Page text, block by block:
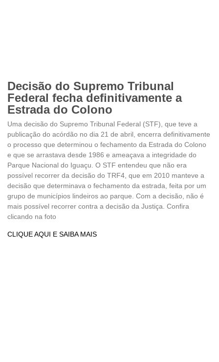
Decisão do Supremo Tribunal
Federal fecha definitivamente a
Estrada do Colono
Uma decisão do Supremo Tribunal Federal (STF), que teve a
publicação do acórdão no dia 21 de abril, encerra definitivamente
o processo que determinou o fechamento da Estrada do Colono
e que se arrastava desde 1986 e ameaçava a integridade do
Parque Nacional do Iguaçu. O STF entendeu que não era
possível recorrer da decisão do TRF4, que em 2010 manteve a
decisão que determinava o fechamento da estrada, feita por um
grupo de municípios lindeiros ao parque. Com a decisão, não é
mais possível recorrer contra a decisão da Justiça. Confira
clicando na foto
CLIQUE AQUI E SAIBA MAIS